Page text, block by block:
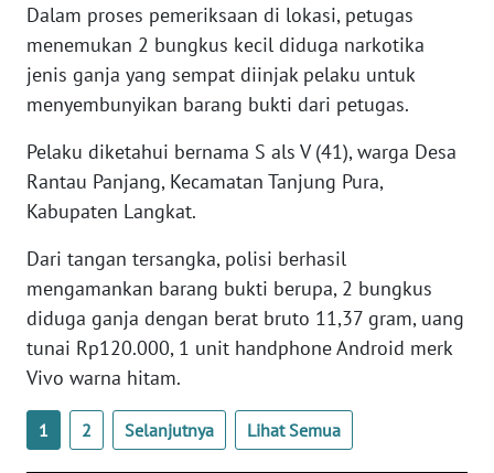
Dalam proses pemeriksaan di lokasi, petugas
menemukan 2 bungkus kecil diduga narkotika
jenis ganja yang sempat diinjak pelaku untuk
menyembunyikan barang bukti dari petugas.
Pelaku diketahui bernama S als V (41), warga Desa
Rantau Panjang, Kecamatan Tanjung Pura,
Kabupaten Langkat.
Dari tangan tersangka, polisi berhasil
mengamankan barang bukti berupa, 2 bungkus
diduga ganja dengan berat bruto 11,37 gram, uang
tunai Rp120.000, 1 unit handphone Android merk
Vivo warna hitam.
1 2 Selanjutnya Lihat Semua
WN
NUSANTARA
WN
WN
JATIM
WN
BALI
WN
KALBAR
WN